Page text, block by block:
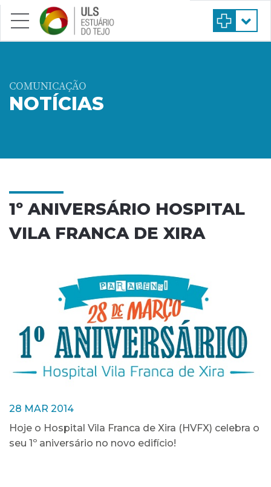
Saltar para conteúdo principal
COMUNICAÇÃO
NOTÍCIAS
1º ANIVERSÁRIO HOSPITAL
VILA FRANCA DE XIRA
28 MAR 2014
Hoje o Hospital Vila Franca de Xira (HVFX) celebra o
seu 1º aniversário no novo edifício!